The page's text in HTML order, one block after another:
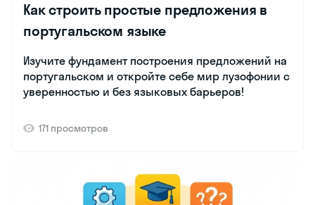
Как строить простые предложения в
португальском языке
Изучите фундамент построения предложений на
португальском и откройте себе мир лузофонии с
уверенностью и без языковых барьеров!
171 просмотров